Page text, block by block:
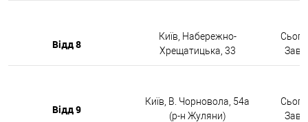
Відд 8
Київ, Набережно-
Хрещатицька, 33
Відд 9
Київ, В. Чорновола, 54а
(р-н Жуляни)